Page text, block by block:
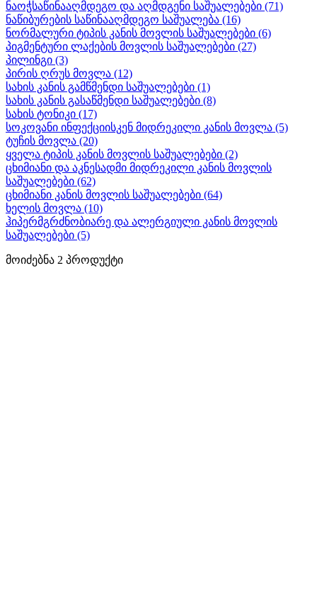
ნაოჭსაწინააღმდეგო და აღმდგენი საშუალებები (71)
ნაწიბურების საწინააღმდეგო საშუალება (16)
ნორმალური ტიპის კანის მოვლის საშუალებები (6)
პიგმენტური ლაქების მოვლის საშუალებები (27)
პილინგი (3)
პირის ღრუს მოვლა (12)
სახის კანის გამწმენდი საშუალებები (1)
სახის კანის გასაწმენდი საშუალებები (8)
სახის ტონიკი (17)
სოკოვანი ინფექციისკენ მიდრეკილი კანის მოვლა (5)
ტუჩის მოვლა (20)
ყველა ტიპის კანის მოვლის საშუალებები (2)
ცხიმიანი და აკნესადმი მიდრეკილი კანის მოვლის
საშუალებები (62)
ცხიმიანი კანის მოვლის საშუალებები (64)
ხელის მოვლა (10)
ჰიპერმგრძნობიარე და ალერგიული კანის მოვლის
საშუალებები (5)
მოიძებნა 2 პროდუქტი